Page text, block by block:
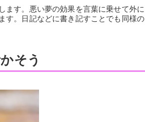
ます。悪い夢の効果を言葉に乗せて外に
す。日記などに書き記すことでも同様の
そう